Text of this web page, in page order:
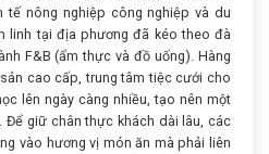
tế nông nghiệp công nghiệp và du
linh tại địa phương đã kéo theo đà
F&B (ẩm thực và đồ uống). Hàng
cao cấp, trung tâm tiệc cưới cho
lên ngày càng nhiều, tạo nên một
Để giữ chân thực khách dài lâu, các
vào hương vị món ăn mà phải liên